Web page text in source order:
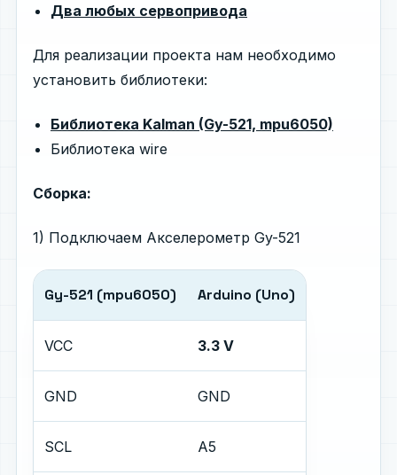
Два любых сервопривода
Для реализации проекта нам необходимо
установить библиотеки:
Библиотека Kalman (Gy-521, mpu6050)
Библиотека wire
Сборка:
1) Подключаем Акселерометр Gy-521
Gy-521 (mpu6050) Arduino (Uno)
VCC 3.3 V
GND GND
SCL A5